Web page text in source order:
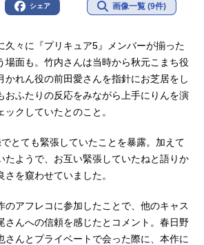
シェア 画像一覧 (9件)
久々に『プリキュア5』メンバーが揃った
場面も。竹内さんは当時から秋元こまち役
かれん役の前田愛さんを指針にお芝居をし
おふたりの反応をみながら上手にりんを演
ックしていたとのこと。
とても緊張していたことを暴露。加えて
たようで、お互い緊張していたねと語りか
を窺わせていました。
のアフレコに参加したことで、他のキャス
さんへの信頼を感じたとコメント。春日野
さんとプライベートで会った際に、本作に